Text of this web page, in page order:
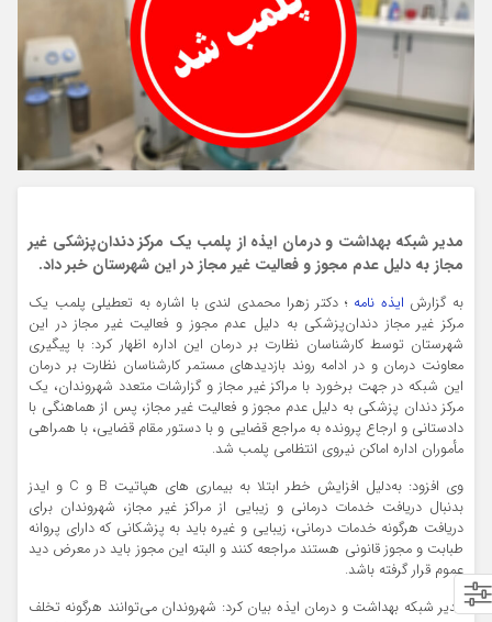
مدیر شبکه بهداشت و درمان ایذه از پلمب یک مرکز دندان‌پزشکی غیر
مجاز به دلیل عدم مجوز و فعالیت غیر مجاز در این شهرستان خبر داد.
به گزارش ایذه نامه ؛ دکتر زهرا محمدی لندی با اشاره به تعطیلی پلمب یک
مرکز غیر مجاز دندان‌پزشکی به دلیل عدم مجوز و فعالیت غیر مجاز در این
شهرستان توسط کارشناسان نظارت بر درمان این اداره اظهار کرد: با پیگیری
معاونت درمان و در ادامه روند بازدیدهای مستمر کارشناسان نظارت بر درمان
این شبکه در جهت برخورد با مراکز غیر مجاز و گزارشات متعدد شهروندان، یک
مرکز دندان پزشکی به دلیل عدم مجوز و فعالیت غیر مجاز، پس از هماهنگی با
دادستانی و ارجاع پرونده به مراجع قضایی و با دستور مقام قضایی، با همراهی
مأموران اداره اماکن نیروی انتظامی پلمب شد.
وی افزود: به‌دلیل افزایش خطر ابتلا به بیماری های هپاتیت B و C و ایدز
بدنبال دریافت خدمات درمانی و زیبایی از مراکز غیر مجاز، شهروندان برای
دریافت هرگونه خدمات درمانی، زیبایی و غیره باید به پزشکانی که دارای پروانه
طبابت و مجوز قانونی هستند مراجعه کنند و البته این مجوز باید در معرض دید
عموم قرار گرفته باشد.
مدیر شبکه بهداشت و درمان ایذه بیان کرد: شهروندان می‌توانند هرگونه تخلف